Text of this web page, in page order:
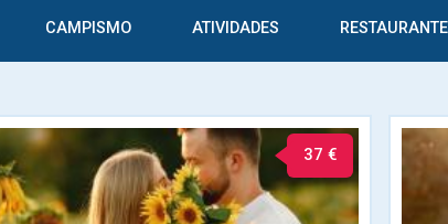
CAMPISMO ATIVIDADES
37 €